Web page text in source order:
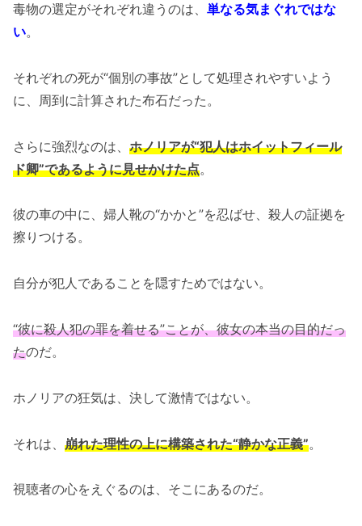
毒物の選定がそれぞれ違うのは、 単なる気まぐれではな
い。
それぞれの死が“個別の事故”として処理されやすいよう
に、周到に計算された布石だった。
さらに強烈なのは、 ホノリアが“犯人はホイットフィール
ド卿”であるように見せかけた点。
彼の車の中に、婦人靴の“かかと”を忍ばせ、殺人の証拠を
擦りつける。
自分が犯人であることを隠すためではない。
“彼に殺人犯の罪を着せる”ことが、彼女の本当の目的だっ
たのだ。
ホノリアの狂気は、決して激情ではない。
それは、 崩れた理性の上に構築された“静かな正義”。
視聴者の心をえぐるのは、そこにあるのだ。